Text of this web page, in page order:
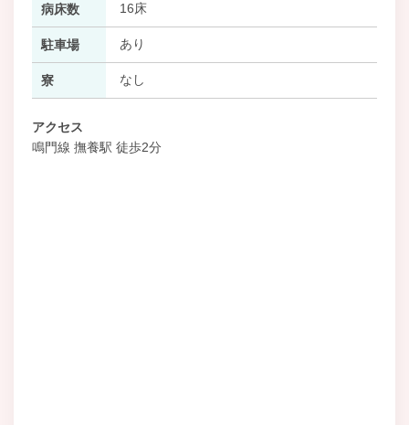
病床数 16床
駐車場 あり
寮 なし
アクセス
鳴門線 撫養駅 徒歩2分